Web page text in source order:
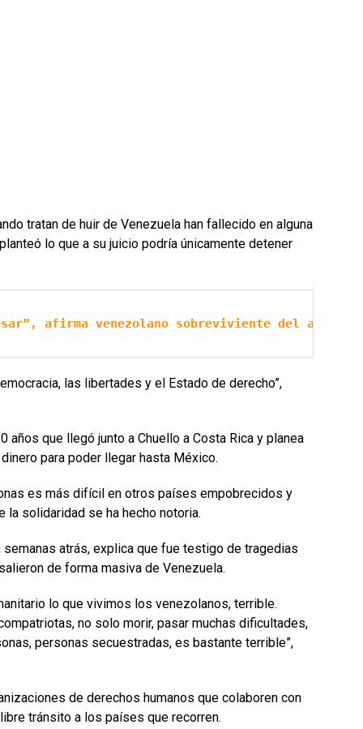
tratan de huir de Venezuela han fallecido en alguna
lo que a su juicio podría únicamente detener
afirma venezolano sobreviviente del
las libertades y el Estado de derecho”,
años que llegó junto a Chuello a Costa Rica y planea
para poder llegar hasta México.
es más difícil en otros países empobrecidos y
la solidaridad se ha hecho notoria.
atrás, explica que fue testigo de tragedias
de forma masiva de Venezuela.
lo que vivimos los venezolanos, terrible.
no solo morir, pasar muchas dificultades,
personas secuestradas, es bastante terrible”,
de derechos humanos que colaboren con
tránsito a los países que recorren.